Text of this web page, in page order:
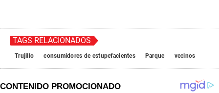
TAGS RELACIONADOS
Trujillo consumidores de estupefacientes Parque vecinos